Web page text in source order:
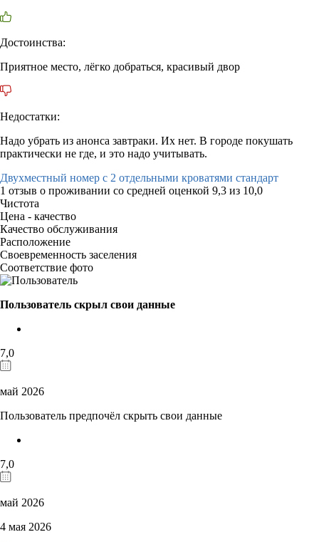
Достоинства:
Приятное место, лёгко добраться, красивый двор
Недостатки:
Надо убрать из анонса завтраки. Их нет. В городе покушать
практически не где, и это надо учитывать.
Двухместный номер с 2 отдельными кроватями стандарт
1 отзыв о проживании со средней оценкой 9,3 из 10,0
Чистота
Цена - качество
Качество обслуживания
Расположение
Своевременность заселения
Соответствие фото
Пользователь скрыл свои данные
7,0
май 2026
Пользователь предпочёл скрыть свои данные
7,0
май 2026
4 мая 2026